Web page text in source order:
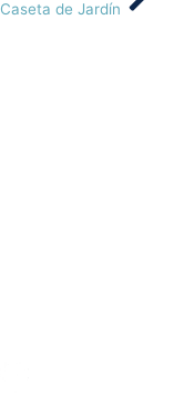
Caseta de Jardín